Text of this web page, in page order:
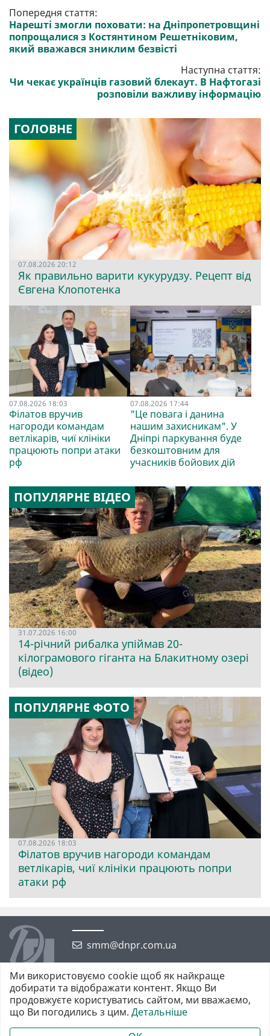
Попередня стаття:
Нарешті змогли поховати: на Дніпропетровщині
попрощалися з Костянтином Решетніковим,
який вважався зниклим безвісті
Наступна стаття:
Чи чекає українців газовий блекаут. В Нафтогазі
розповіли важливу інформацію
ГОЛОВНЕ
07.08.2026 20:12
Як правильно варити кукурудзу. Рецепт від
Євгена Клопотенка
07.08.2026 18:03
Філатов вручив
нагороди командам
ветлікарів, чиї клініки
працюють попри атаки
рф
07.08.2026 17:44
"Це повага і данина
нашим захисникам". У
Дніпрі паркування буде
безкоштовним для
учасників бойових дій
ПОПУЛЯРНЕ ВІДЕО
31.07.2026 16:00
14-річний рибалка упіймав 20-
кілограмового гіганта на Блакитному озері
(відео)
ПОПУЛЯРНЕ ФОТО
07.08.2026 18:03
Філатов вручив нагороди командам
ветлікарів, чиї клініки працюють попри
атаки рф
smm@dnpr.com.ua
©2026 https://dnpr.com.ua Дніпровська порадниця
Всі права захищені. При повному або частковому використанні
Ми використовуємо cookie щоб як найкраще
добирати та відображати контент. Якщо Ви
продовжуєте користуватись сайтом, ми вважаємо,
що Ви погодились з цим. Детальніше